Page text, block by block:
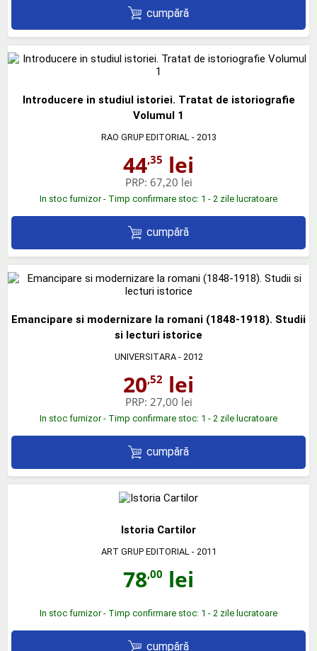
cumpără
Introducere in studiul istoriei. Tratat de istoriografie
Volumul 1
RAO GRUP EDITORIAL- 2013
44,35 lei
PRP: 67,20 lei
In stoc furnizor - Timp confirmare stoc: 1 - 2 zile lucratoare
cumpără
Emancipare si modernizare la romani (1848-1918). Studii
si lecturi istorice
UNIVERSITARA- 2012
20,52 lei
PRP: 27,00 lei
In stoc furnizor - Timp confirmare stoc: 1 - 2 zile lucratoare
cumpără
Istoria Cartilor
ART GRUP EDITORIAL - 2011
78,00 lei
In stoc furnizor - Timp confirmare stoc: 1 - 2 zile lucratoare
cumpără